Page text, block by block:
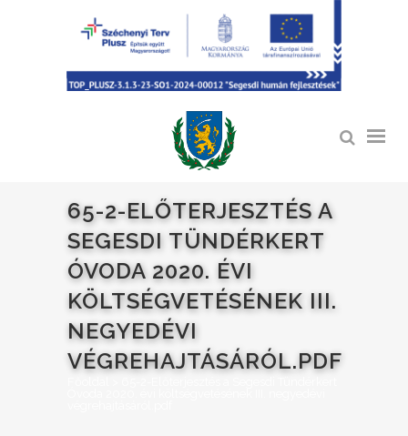
65-2-ELŐTERJESZTÉS A
SEGESDI TÜNDÉRKERT
ÓVODA 2020. ÉVI
KÖLTSÉGVETÉSÉNEK III.
NEGYEDÉVI
VÉGREHAJTÁSÁRÓL.PDF